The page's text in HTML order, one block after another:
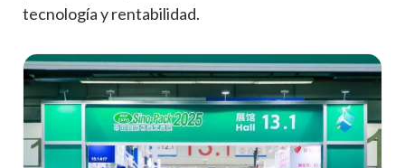
tecnología y rentabilidad.